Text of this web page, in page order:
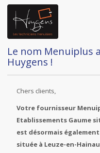
Le nom Menuiplus
Huygens !
Chers clients,
Votre fournisseur
Etablissements Gaume
est désormais
située à Leuze-en-